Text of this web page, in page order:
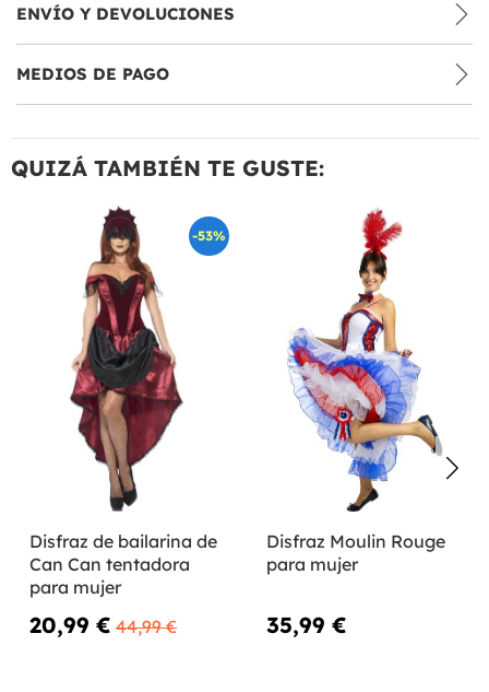
ENVÍO Y DEVOLUCIONES
MEDIOS DE PAGO
QUIZÁ TAMBIÉN TE GUSTE:
-53%
Disfraz de bailarina de
Can Can tentadora
para mujer
20,99 € 44,99 €
Disfraz Moulin Rouge
para mujer
35,99 €